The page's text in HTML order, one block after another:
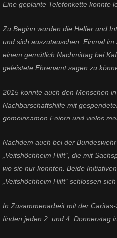
Eine geplante Telefonkette konnte
Zu Beginn wurden die Helfer und
und sich auszutauschen. Einmal
einem gemütlich Nachmittag bei
geleistete Ehrenamt sagen zu
2015 konnte auch den Menschen
Nachbarschaftshilfe mit
gemeinsamen Feiern und vieles
Nachdem auch bei der
„Veitshöchheim Hilft“, die mit
wo sie nur konnten. Beide
„Veitshöchheim Hilft“ schlossen
In Zusammenarbeit mit der
finden jeden 2. und 4. Donnerstag